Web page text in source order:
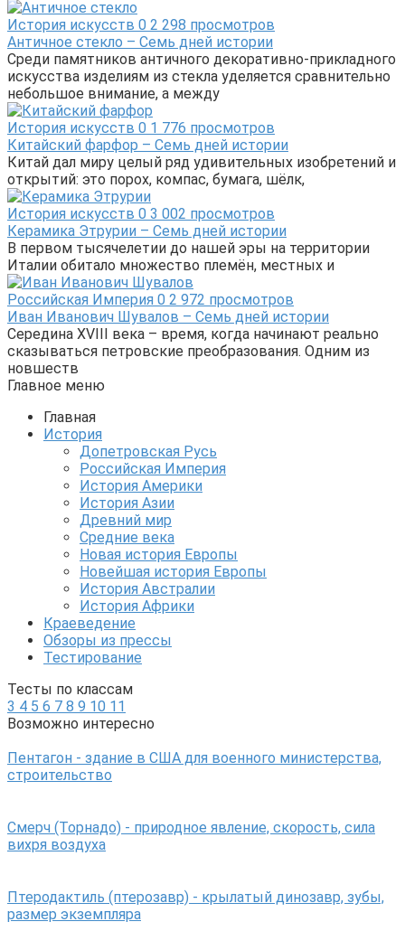
История искусств 0 2 298 просмотров
Античное стекло – Семь дней истории
Среди памятников античного декоративно-прикладного
искусства изделиям из стекла уделяется сравнительно
небольшое внимание, а между
История искусств 0 1 776 просмотров
Китайский фарфор – Семь дней истории
Китай дал миру целый ряд удивительных изобретений и
открытий: это порох, компас, бумага, шёлк,
История искусств 0 3 002 просмотров
Керамика Этрурии – Семь дней истории
В первом тысячелетии до нашей эры на территории
Италии обитало множество племён, местных и
Российская Империя 0 2 972 просмотров
Иван Иванович Шувалов – Семь дней истории
Середина XVIII века – время, когда начинают реально
сказываться петровские преобразования. Одним из
новшеств
Главное меню
Главная
История
Допетровская Русь
Российская Империя
История Америки
История Азии
Древний мир
Средние века
Новая история Европы
Новейшая история Европы
История Австралии
История Африки
Краеведение
Обзоры из прессы
Тестирование
Тесты по классам
3 4 5 6 7 8 9 10 11
Возможно интересно
Пентагон - здание в США для военного министерства,
строительство
Смерч (Торнадо) - природное явление, скорость, сила
вихря воздуха
Птеродактиль (птерозавр) - крылатый динозавр, зубы,
размер экземпляра